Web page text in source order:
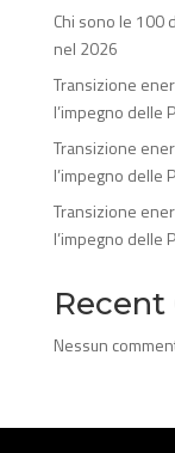
Chi sono le 100
nel 2026
Transizione
l’impegno delle
Transizione
l’impegno delle
Transizione
l’impegno delle
Nessun